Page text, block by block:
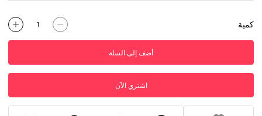
كمية
أضف إلى السلة
اشتري الآن